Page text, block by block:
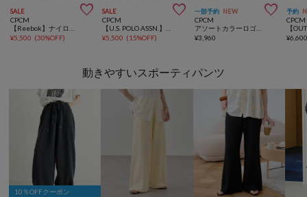
SALE 
CPCM
¥5,500 (30%OFF)
SALE 
CPCM
¥5,500 (15%OFF)
一部予約 NEW 
CPCM
アソートカラーロゴトート
¥3,960
予約
CPCM
¥
動きやすいスポーティパンツ
10％OFFクーポン